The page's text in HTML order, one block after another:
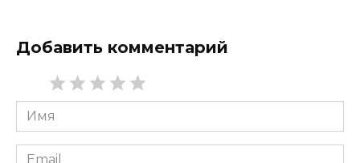
Добавить комментарий
Имя
*
Email